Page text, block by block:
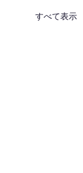
すべて表示